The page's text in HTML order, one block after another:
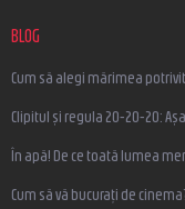
BLOG
Cum să alegi mărimea
Clipitul și regula 20-20-20:
În apă! De ce toată lumea
Cum să vă bucurați de